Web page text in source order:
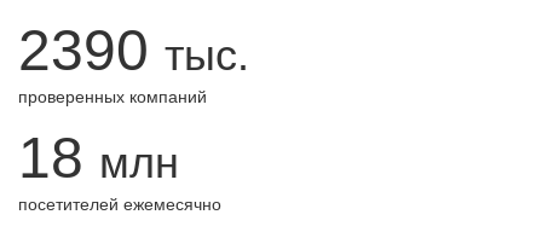
2390 тыс.
проверенных компаний
18 млн
посетителей ежемесячно